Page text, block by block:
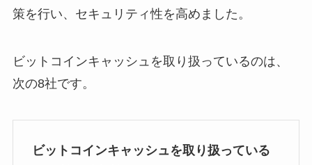
策を行い、セキュリティ性を高めました。
ビットコインキャッシュを取り扱っているのは、
次の8社です。
ビットコインキャッシュを取り扱っている